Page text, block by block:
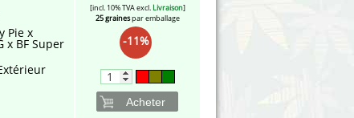
Pie x
x BF Super
[incl. 10% TVA excl. Livraison]
25 grainespar emballage
-11%
Acheter